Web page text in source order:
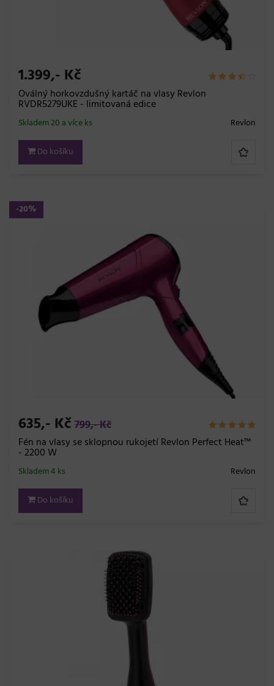
1.399,- Kč
Oválný horkovzdušný kartáč na vlasy Revlon
RVDR5279UKE - limitovaná edice
Revlon
Skladem 20 a více ks
Do košíku
-20%
635,- Kč 799,- Kč
Fén na vlasy se sklopnou rukojetí Revlon Perfect Heat™
- 2200 W
Revlon
Skladem 4 ks
Do košíku